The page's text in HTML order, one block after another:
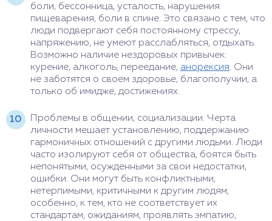
боли, бессонница, усталость, нарушения
пищеварения, боли в спине. Это связано с тем, что
люди подвергают себя постоянному стрессу,
напряжению, не умеют расслабляться, отдыхать.
Возможно наличие нездоровых привычек:
курение, алкоголь, переедание, анорексия. Они
не заботятся о своем здоровье, благополучии, а
только об имидже, достижениях.
Проблемы в общении, социализации. Черта
личности мешает установлению, поддержанию
гармоничных отношений с другими людьми. Люди
часто изолируют себя от общества, боятся быть
непонятыми, осужденными за свои недостатки,
ошибки. Они могут быть конфликтными,
нетерпимыми, критичными к другим людям,
особенно, к тем, кто не соответствует их
стандартам, ожиданиям, проявлять эмпатию,